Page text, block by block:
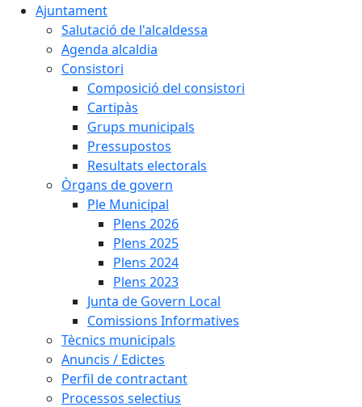
Ajuntament
Salutació de l'alcaldessa
Agenda alcaldia
Consistori
Composició del consistori
Cartipàs
Grups municipals
Pressupostos
Resultats electorals
Òrgans de govern
Ple Municipal
Plens 2026
Plens 2025
Plens 2024
Plens 2023
Junta de Govern Local
Comissions Informatives
Tècnics municipals
Anuncis / Edictes
Perfil de contractant
Processos selectius